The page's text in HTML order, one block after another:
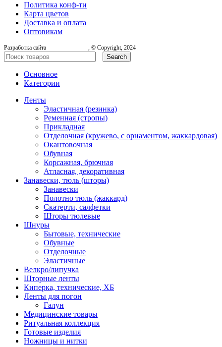
Политика конф-ти
Карта цветов
Доставка и оплата
Оптовикам
Разработка сайта , © Copyright, 2024
Search
Основное
Категории
Ленты
Эластичная (резинка)
Ременная (стропы)
Прикладная
Отделочная (кружево, с орнаментом, жаккардовая)
Окантовочная
Обувная
Корсажная, брючная
Атласная, декоративная
Занавески, тюль (шторы)
Занавески
Полотно тюль (жаккард)
Скатерти, салфетки
Шторы тюлевые
Шнуры
Бытовые, технические
Обувные
Отделочные
Эластичные
Велкро/липучка
Шторные ленты
Киперка, технические, ХБ
Ленты для погон
Галун
Медицинские товары
Ритуальная коллекция
Готовые изделия
Ножницы и нитки